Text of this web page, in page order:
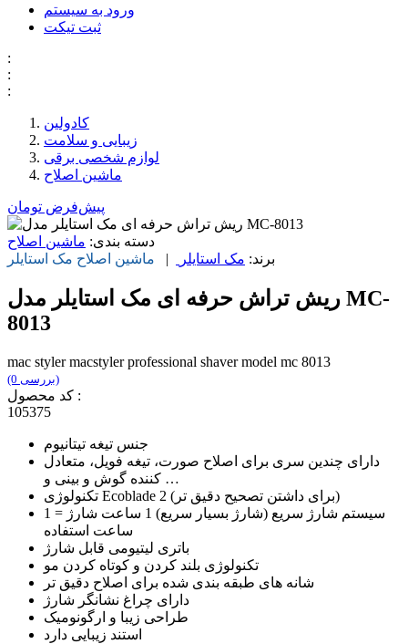
ورود به سیستم
ثبت تیکت
:
:
:
کادولین
زیبایی و سلامت
لوازم شخصی برقی
ماشین اصلاح
پیش‌فرض تومان
دسته بندی: ماشین اصلاح
برند: مک استایلر | ماشین اصلاح مک استایلر
ریش تراش حرفه ای مک استایلر مدل MC-
8013
mac styler macstyler professional shaver model mc 8013
(0 بررسی)
کد محصول :
105375
جنس تیغه تیتانیوم
دارای چندین سری برای اصلاح صورت، تیغه فویل، متعادل
کننده گوش و بینی و …
تکنولوژی Ecoblade 2 (برای داشتن تصحیح دقیق تر)
سیستم شارژ سریع (شارژ بسیار سریع) 1 ساعت شارژ = 1
ساعت استفاده
باتری لیتیومی قابل شارژ
تکنولوژی بلند کردن و کوتاه کردن مو
شانه های طبقه بندی شده برای اصلاح دقیق تر
دارای چراغ نشانگر شارژ
طراحی زیبا و ارگونومیک
استند زیبایی دارد